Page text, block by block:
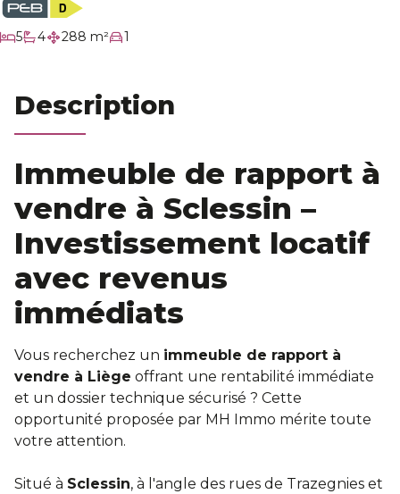
Nos services
5chambres
4
salles de bain
288 m² 1
Description
Immeuble de rapport à
vendre à Sclessin –
Investissement locatif
avec revenus
immédiats
Vous recherchez un immeuble de rapport à
vendre à Liège offrant une rentabilité immédiate
et un dossier technique sécurisé ? Cette
opportunité proposée par MH Immo mérite toute
votre attention.
Situé à Sclessin, à l'angle des rues de Trazegnies et